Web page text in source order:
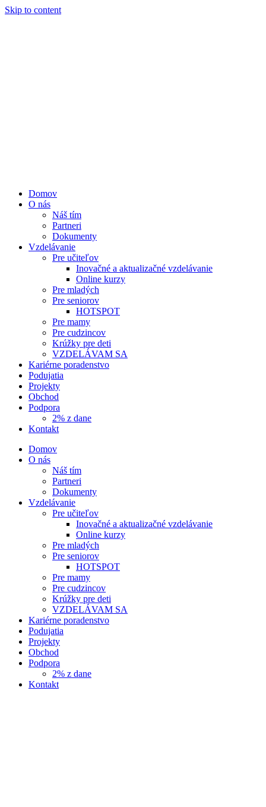
Skip to content
Domov
O nás
Náš tím
Partneri
Dokumenty
Vzdelávanie
Pre učiteľov
Inovačné a aktualizačné vzdelávanie
Online kurzy
Pre mladých
Pre seniorov
HOTSPOT
Pre mamy
Pre cudzincov
Krúžky pre deti
VZDELÁVAM SA
Kariérne poradenstvo
Podujatia
Projekty
Obchod
Podpora
2% z dane
Kontakt
Domov
O nás
Náš tím
Partneri
Dokumenty
Vzdelávanie
Pre učiteľov
Inovačné a aktualizačné vzdelávanie
Online kurzy
Pre mladých
Pre seniorov
HOTSPOT
Pre mamy
Pre cudzincov
Krúžky pre deti
VZDELÁVAM SA
Kariérne poradenstvo
Podujatia
Projekty
Obchod
Podpora
2% z dane
Kontakt